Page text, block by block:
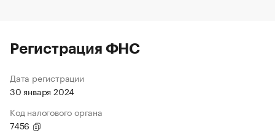
Регистрация ФНС
Дата регистрации
30 января 2024
Код налогового органа
7456